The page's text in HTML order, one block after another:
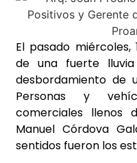
El pasado
de una fuerte
desbordamiento de
Personas y
comerciales
Manuel Córdova
sentidos fueron los